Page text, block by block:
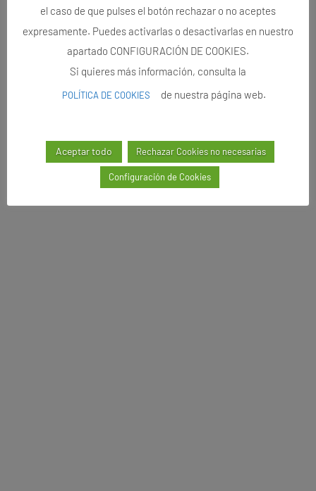
el caso de que pulses el botón rechazar o no aceptes
expresamente. Puedes activarlas o desactivarlas en nuestro
apartado CONFIGURACIÓN DE COOKIES.
Si quieres más información, consulta la
POLÍTICA DE COOKIES de nuestra página web.
Aceptar todo Rechazar Cookies no necesarias
Configuración de Cookies